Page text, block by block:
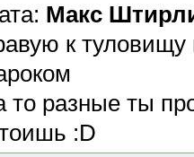
Макс
к
то разные ты
:D